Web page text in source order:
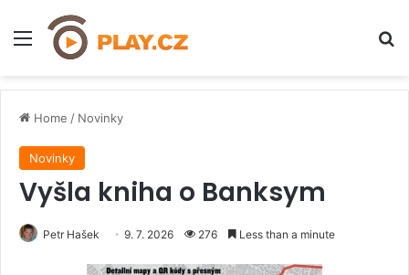
Menu
Home / Novinky
Novinky
Vyšla kniha o Banksym
Petr Hašek 9. 7. 2026 276 Less than a minute